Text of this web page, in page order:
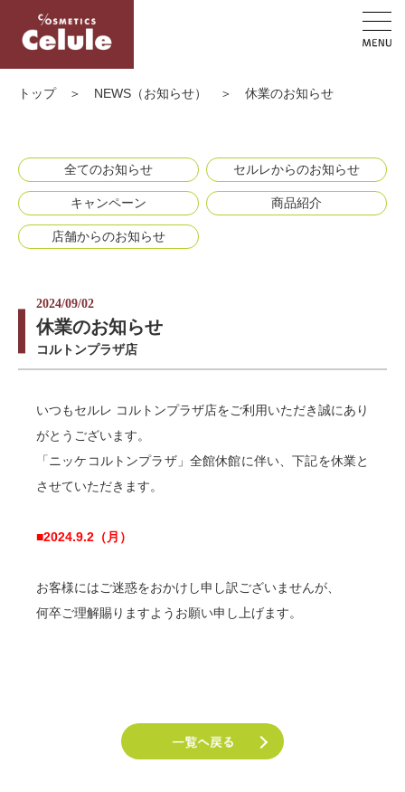
トップ＞ NEWS（お知らせ） ＞ 休業のお知らせ
全てのお知らせ セルレからのお知らせ
キャンペーン 商品紹介
店舗からのお知らせ
2024/09/02
休業のお知らせ
コルトンプラザ店
いつもセルレ コルトンプラザ店をご利用いただき誠にあり
がとうございます。
「ニッケコルトンプラザ」全館休館に伴い、下記を休業と
させていただきます。
■2024.9.2（月）
お客様にはご迷惑をおかけし申し訳ございませんが、
何卒ご理解賜りますようお願い申し上げます。